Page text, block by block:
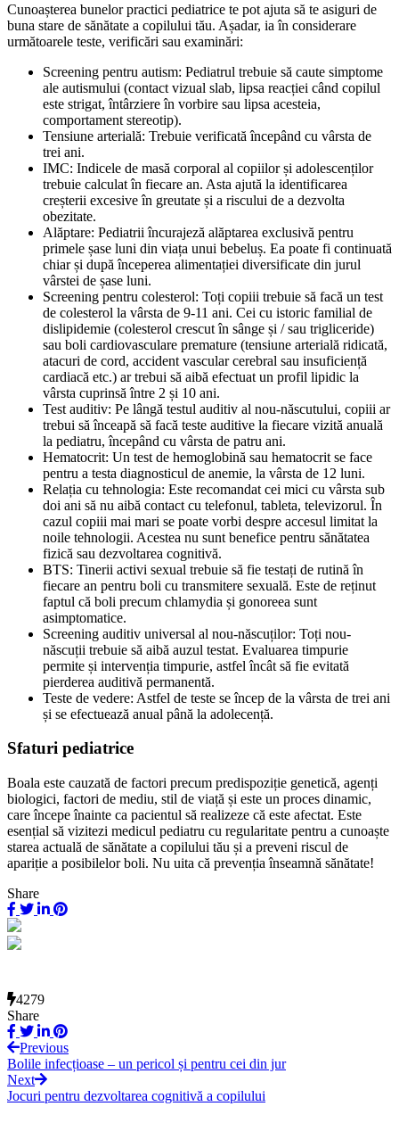
Cunoașterea bunelor practici pediatrice te pot ajuta să te asiguri de
buna stare de sănătate a copilului tău. Așadar, ia în considerare
următoarele teste, verificări sau examinări:
Screening pentru autism: Pediatrul trebuie să caute simptome
ale autismului (contact vizual slab, lipsa reacției când copilul
este strigat, întârziere în vorbire sau lipsa acesteia,
comportament stereotip).
Tensiune arterială: Trebuie verificată începând cu vârsta de
trei ani.
IMC: Indicele de masă corporal al copiilor și adolescenților
trebuie calculat în fiecare an. Asta ajută la identificarea
creșterii excesive în greutate și a riscului de a dezvolta
obezitate.
Alăptare: Pediatrii încurajeză alăptarea exclusivă pentru
primele șase luni din viața unui bebeluș. Ea poate fi continuată
chiar și după începerea alimentației diversificate din jurul
vârstei de șase luni.
Screening pentru colesterol: Toți copiii trebuie să facă un test
de colesterol la vârsta de 9-11 ani. Cei cu istoric familial de
dislipidemie (colesterol crescut în sânge și / sau trigliceride)
sau boli cardiovasculare premature (tensiune arterială ridicată,
atacuri de cord, accident vascular cerebral sau insuficiență
cardiacă etc.) ar trebui să aibă efectuat un profil lipidic la
vârsta cuprinsă între 2 și 10 ani.
Test auditiv: Pe lângă testul auditiv al nou-născutului, copiii ar
trebui să înceapă să facă teste auditive la fiecare vizită anuală
la pediatru, începând cu vârsta de patru ani.
Hematocrit: Un test de hemoglobină sau hematocrit se face
pentru a testa diagnosticul de anemie, la vârsta de 12 luni.
Relația cu tehnologia: Este recomandat cei mici cu vârsta sub
doi ani să nu aibă contact cu telefonul, tableta, televizorul. În
cazul copiii mai mari se poate vorbi despre accesul limitat la
noile tehnologii. Acestea nu sunt benefice pentru sănătatea
fizică sau dezvoltarea cognitivă.
BTS: Tinerii activi sexual trebuie să fie testați de rutină în
fiecare an pentru boli cu transmitere sexuală. Este de reținut
faptul că boli precum chlamydia și gonoreea sunt
asimptomatice.
Screening auditiv universal al nou-născuților: Toți nou-
născuții trebuie să aibă auzul testat. Evaluarea timpurie
permite și intervenția timpurie, astfel încât să fie evitată
pierderea auditivă permanentă.
Teste de vedere: Astfel de teste se încep de la vârsta de trei ani
și se efectuează anual până la adolecență.
Sfaturi pediatrice
Boala este cauzată de factori precum predispoziție genetică, agenți
biologici, factori de mediu, stil de viață și este un proces dinamic,
care începe înainte ca pacientul să realizeze că este afectat. Este
esențial să vizitezi medicul pediatru cu regularitate pentru a cunoaște
starea actuală de sănătate a copilului tău și a preveni riscul de
apariție a posibilelor boli. Nu uita că prevenția înseamnă sănătate!
Share
4279
Share
Previous
Bolile infecțioase – un pericol și pentru cei din jur
Next
Jocuri pentru dezvoltarea cognitivă a copilului